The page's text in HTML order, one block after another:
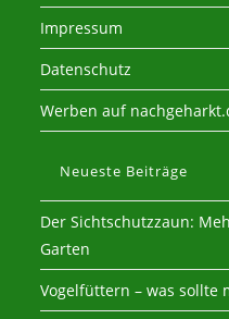
Impressum
Datenschutz
Werben auf
Neueste Beiträge
Der Sichtschutzzaun:
Garten
Vogelfüttern – was sollte